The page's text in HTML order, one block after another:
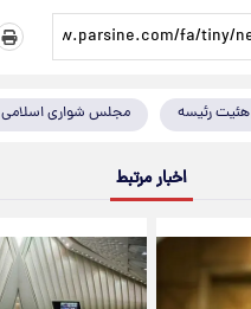
هئیت رئیسه مجلس شواری اسلامی
اخبار مرتبط